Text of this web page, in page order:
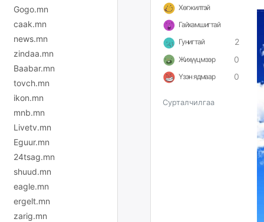
Gogo.mn
caak.mn
news.mn
zindaa.mn
Baabar.mn
tovch.mn
ikon.mn
mnb.mn
Livetv.mn
Eguur.mn
24tsag.mn
shuud.mn
eagle.mn
ergelt.mn
zarig.mn
Хөгжилтэй
Гайхамшигтай
Гунигтай
2
Жихүүцмээр 0
Үзэн ядмаар 0
Сурталчилгаа